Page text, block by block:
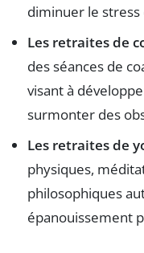
diminuer le
Les retraites de
des séances de
visant à
surmonter des
Les retraites de
physiques,
philosophiques
épanouissement